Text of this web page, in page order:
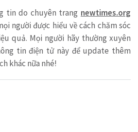
tin do chuyên trang newtimes.org
người được hiểu về cách chăm sóc
quả. Mọi người hãy thường xuyên
tin điện tử này để update thêm
khác nữa nhé!